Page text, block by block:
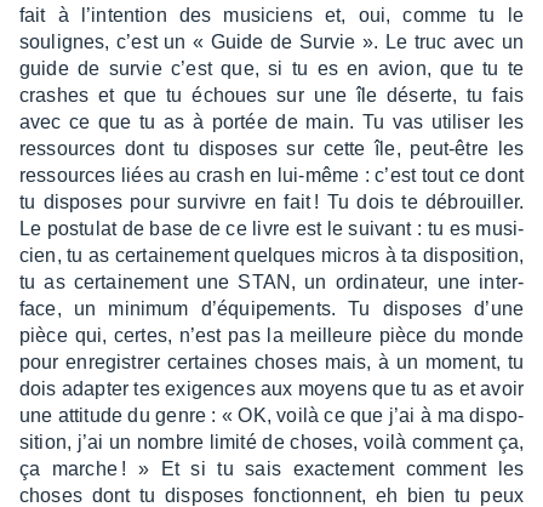
fait à l’in­ten­tion des musi­ciens et, oui, comme tu le
soulignes, c’est un « Guide de Survie ». Le truc avec un
guide de survie c’est que, si tu es en avion, que tu te
crashes et que tu échoues sur une île déserte, tu fais
avec ce que tu as à portée de main. Tu vas utili­ser les
ressources dont tu disposes sur cette île, peut-être les
ressources liées au crash en lui-même : c’est tout ce dont
tu disposes pour survivre en fait ! Tu dois te débrouiller.
Le postu­lat de base de ce livre est le suivant : tu es musi­
cien, tu as certai­ne­ment quelques micros à ta dispo­si­tion,
tu as certai­ne­ment une STAN, un ordi­na­teur, une inter­
face, un mini­mum d’équi­pe­ments. Tu disposes d’une
pièce qui, certes, n’est pas la meilleure pièce du monde
pour enre­gis­trer certaines choses mais, à un moment, tu
dois adap­ter tes exigences aux moyens que tu as et avoir
une atti­tude du genre : « OK, voilà ce que j’ai à ma dispo­
si­tion, j’ai un nombre limité de choses, voilà comment ça,
ça marche ! » Et si tu sais exac­te­ment comment les
choses dont tu disposes fonc­tionnent, eh bien tu peux